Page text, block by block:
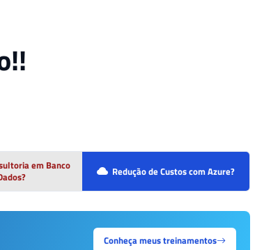
em Banco
Redução de Custos com Azure?
Conheça meus treinamentos